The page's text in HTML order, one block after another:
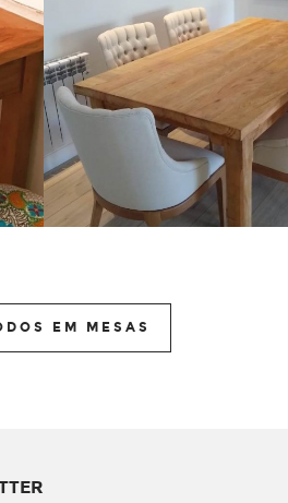
EM MESAS